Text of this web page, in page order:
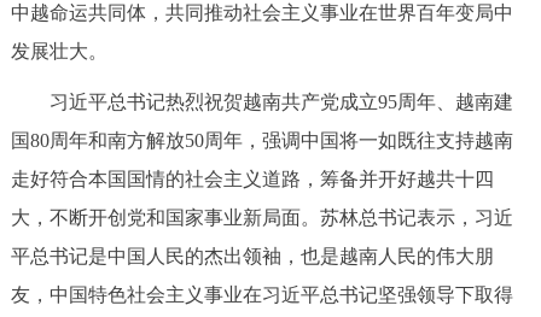
中越命运共同体，共同推动社会主义事业在世界百年变局中
发展壮大。
习近平总书记热烈祝贺越南共产党成立95周年、越南建
国80周年和南方解放50周年，强调中国将一如既往支持越南
走好符合本国国情的社会主义道路，筹备并开好越共十四
大，不断开创党和国家事业新局面。苏林总书记表示，习近
平总书记是中国人民的杰出领袖，也是越南人民的伟大朋
友，中国特色社会主义事业在习近平总书记坚强领导下取得